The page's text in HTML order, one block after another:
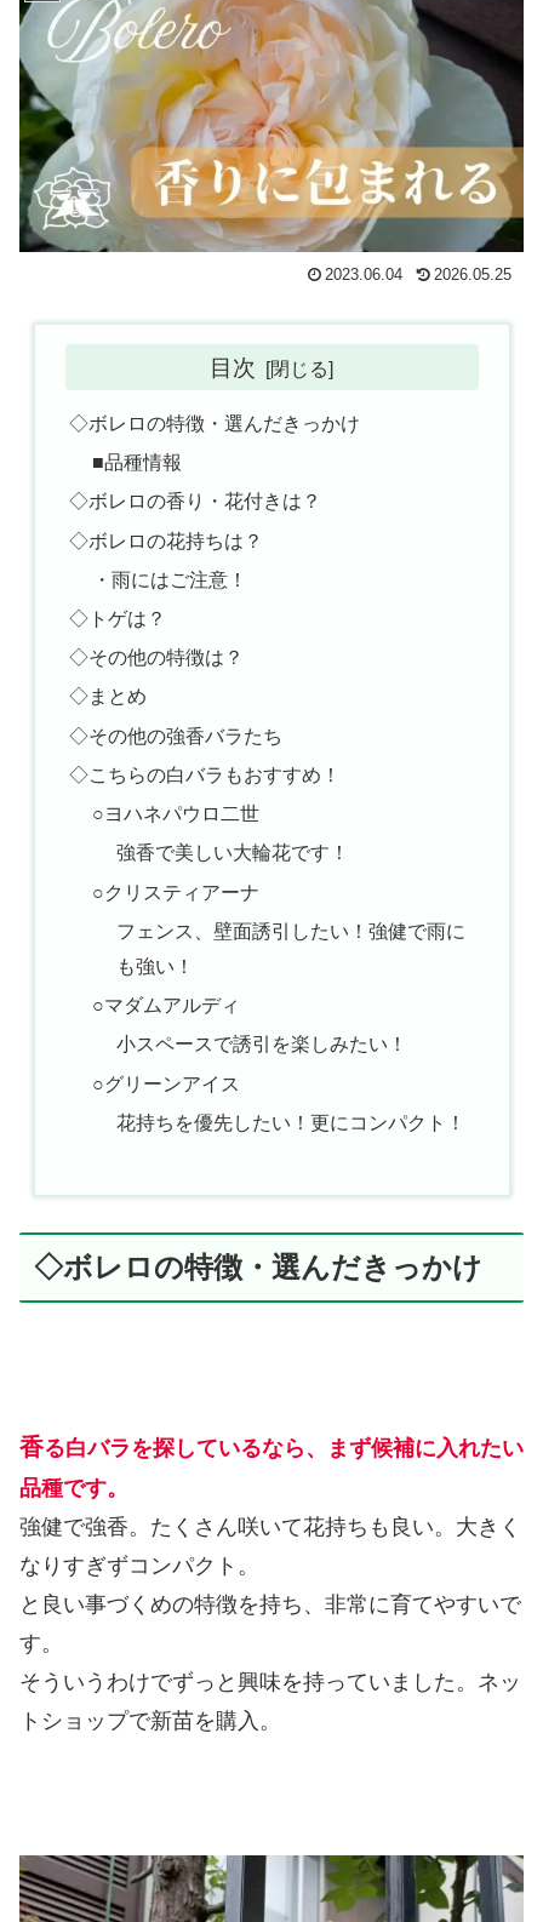
2023.06.04 2026.05.25
目次
◇ボレロの特徴・選んだきっかけ
■品種情報
◇ボレロの香り・花付きは？
◇ボレロの花持ちは？
・雨にはご注意！
◇トゲは？
◇その他の特徴は？
◇まとめ
◇その他の強香バラたち
◇こちらの白バラもおすすめ！
○ヨハネパウロ二世
強香で美しい大輪花です！
○クリスティアーナ
フェンス、壁面誘引したい！強健で雨に
も強い！
○マダムアルディ
小スペースで誘引を楽しみたい！
○グリーンアイス
花持ちを優先したい！更にコンパクト！
◇ボレロの特徴・選んだきっかけ
香る白バラを探しているなら、まず候補に入れたい
品種です。
強健で強香。たくさん咲いて花持ちも良い。大きく
なりすぎずコンパクト。
と良い事づくめの特徴を持ち、非常に育てやすいで
す。
そういうわけでずっと興味を持っていました。ネッ
トショップで新苗を購入。